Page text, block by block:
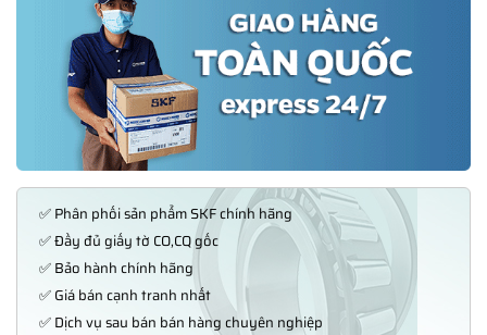
✅ Phân phối sản phẩm SKF chính hãng
✅ Đầy đủ giấy tờ CO,CQ gốc
✅ Bảo hành chính hãng
✅ Giá bán cạnh tranh nhất
✅ Dịch vụ sau bán bán hàng chuyên nghiệp